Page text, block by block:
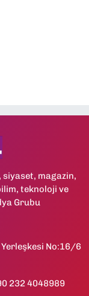
magazin,
teknoloji ve
Grubu
Yerleşkesi No:16/6
232 4048989